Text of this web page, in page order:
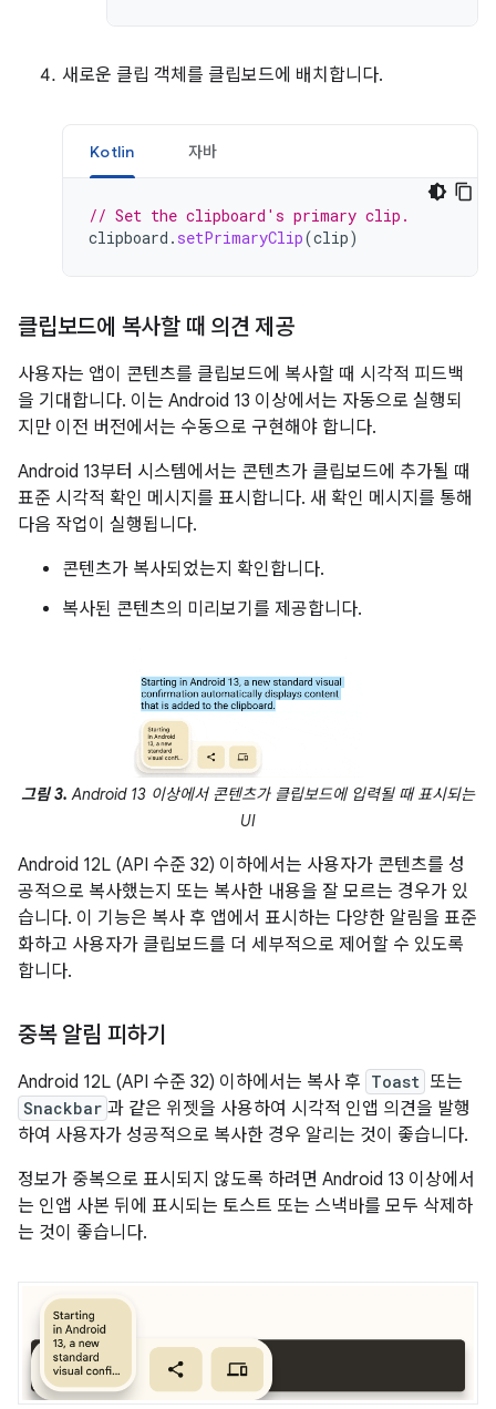
새로운 클립 객체를 클립보드에 배치합니다.
Kotlin 자바
// Set the clipboard's primary clip.
clipboard . setPrimaryClip(clip)
클립보드에 복사할 때 의견 제공
사용자는 앱이 콘텐츠를 클립보드에 복사할 때 시각적 피드백
을 기대합니다. 이는 Android 13 이상에서는 자동으로 실행되
지만 이전 버전에서는 수동으로 구현해야 합니다.
Android 13부터 시스템에서는 콘텐츠가 클립보드에 추가될 때
표준 시각적 확인 메시지를 표시합니다. 새 확인 메시지를 통해
다음 작업이 실행됩니다.
콘텐츠가 복사되었는지 확인합니다.
복사된 콘텐츠의 미리보기를 제공합니다.
그림 3. Android 13 이상에서 콘텐츠가 클립보드에 입력될 때 표시되는
UI
Android 12L (API 수준 32) 이하에서는 사용자가 콘텐츠를 성
공적으로 복사했는지 또는 복사한 내용을 잘 모르는 경우가 있
습니다. 이 기능은 복사 후 앱에서 표시하는 다양한 알림을 표준
화하고 사용자가 클립보드를 더 세부적으로 제어할 수 있도록
합니다.
중복 알림 피하기
Android 12L (API 수준 32) 이하에서는 복사 후 Toast 또는
Snackbar 과 같은 위젯을 사용하여 시각적 인앱 의견을 발행
하여 사용자가 성공적으로 복사한 경우 알리는 것이 좋습니다.
정보가 중복으로 표시되지 않도록 하려면 Android 13 이상에서
는 인앱 사본 뒤에 표시되는 토스트 또는 스낵바를 모두 삭제하
는 것이 좋습니다.